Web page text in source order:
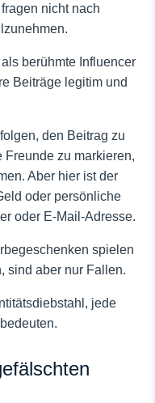
nicht nach
berühmte Influencer
Beiträge legitim und
den Beitrag zu
Freunde zu markieren,
Aber hier ist der
oder persönliche
oder E-Mail-Adresse.
spielen
sind aber nur Fallen.
jede